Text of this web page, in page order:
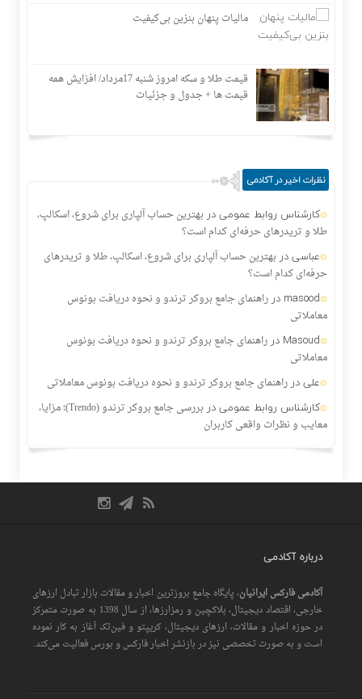
مالیات پنهان بنزین بی‌کیفیت
قیمت طلا و سکه امروز شنبه 17مرداد/ افزایش همه
قیمت ها + جدول و جزئیات
نظرات اخیر در آکادمی
کارشناس روابط عمومیدر بهترین حساب آلپاری برای شروع، اسکالپ،
طلا و تریدرهای حرفه‌ای کدام است؟
عباسیدر بهترین حساب آلپاری برای شروع، اسکالپ، طلا و تریدرهای
حرفه‌ای کدام است؟
masood در راهنمای جامع بروکر ترندو و نحوه دریافت بونوس
معاملاتی
Masoud در راهنمای جامع بروکر ترندو و نحوه دریافت بونوس
معاملاتی
علیدر راهنمای جامع بروکر ترندو و نحوه دریافت بونوس معاملاتی
کارشناس روابط عمومیدر
بررسی جامع بروکر ترندو (Trendo)؛ مزایا،
معایب و نظرات واقعی کاربران
درباره آکادمی
آکادمی فارکس ایرانیان، پایگاه جامع بروزترین اخبار و مقالات بازار تبادل ارزهای
خارجی، اقتصاد دیجیتال، بلاکچین و رمزارزها، از سال 1398 به صورت متمرکز
در حوزه اخبار و مقالات، ارزهای‌ دیجیتال، کریپتو و فین‌تک آغاز به کار نموده
است و به صورت تخصصی نیز در بازنشر اخبار فارکس و بورس فعالیت می‌کند.